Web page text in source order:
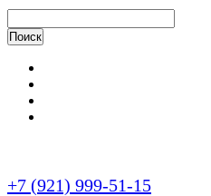
+7 (921) 999-51-15